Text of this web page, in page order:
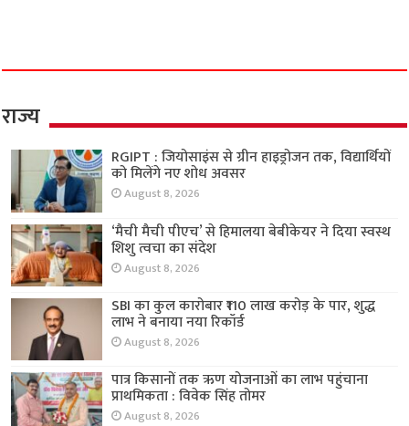
राज्य
RGIPT : जियोसाइंस से ग्रीन हाइड्रोजन तक, विद्यार्थियों
को मिलेंगे नए शोध अवसर
‘मैची मैची पीएच’ से हिमालया बेबीकेयर ने दिया स्वस्थ
शिशु त्वचा का संदेश
SBI का कुल कारोबार ₹110 लाख करोड़ के पार, शुद्ध
लाभ ने बनाया नया रिकॉर्ड
पात्र किसानों तक ऋण योजनाओं का लाभ पहुंचाना
प्राथमिकता : विवेक सिंह तोमर